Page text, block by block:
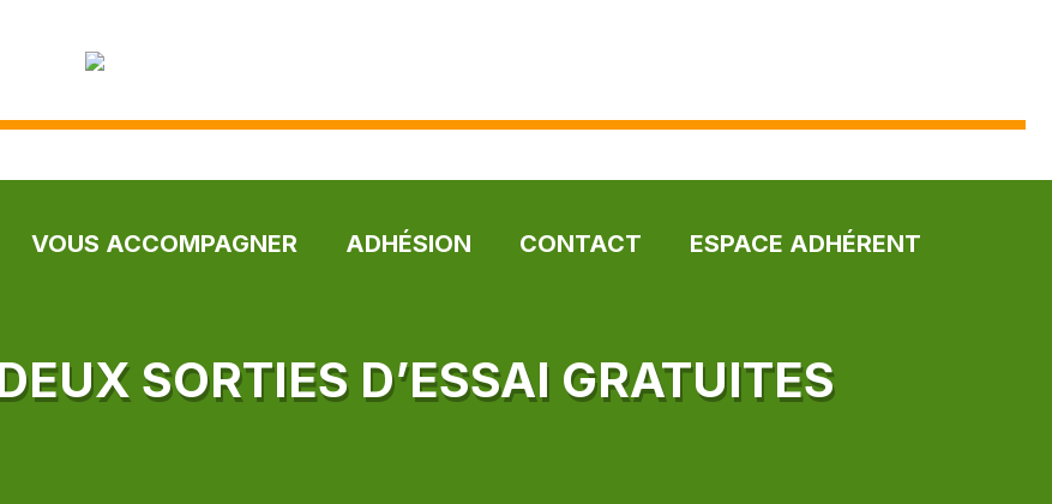
VOUS ACCOMPAGNER ADHÉSION CONTACT ESPACE ADHÉRENT
SORTIES D’ESSAI GRATUITES